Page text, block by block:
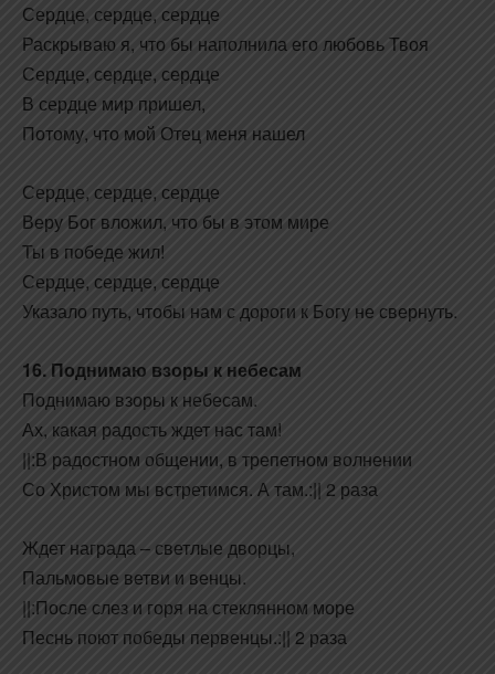
Сердце, сердце, сердце
Раскрываю я, что бы наполнила его любовь Твоя
Сердце, сердце, сердце
В сердце мир пришел,
Потому, что мой Отец меня нашел
Сердце, сердце, сердце
Веру Бог вложил, что бы в этом мире
Ты в победе жил!
Сердце, сердце, сердце
Указало путь, чтобы нам с дороги к Богу не свернуть.
16. Поднимаю взоры к небесам
Поднимаю взоры к небесам.
Ах, какая радость ждет нас там!
||:В радостном общении, в трепетном волнении
Со Христом мы встретимся. А там.:|| 2 раза
Ждет награда – светлые дворцы,
Пальмовые ветви и венцы.
||:После слез и горя на стеклянном море
Песнь поют победы первенцы.:|| 2 раза